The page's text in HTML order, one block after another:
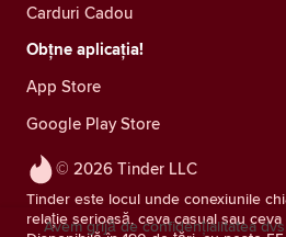
© 2026 Tinder LLC
Tinder este locul unde conexiunile
relație serioasă, ceva casual sau
Carduri Cadou
Obțne aplicația!
App Store
Google Play Store
Avem grijă de confidențialitatea